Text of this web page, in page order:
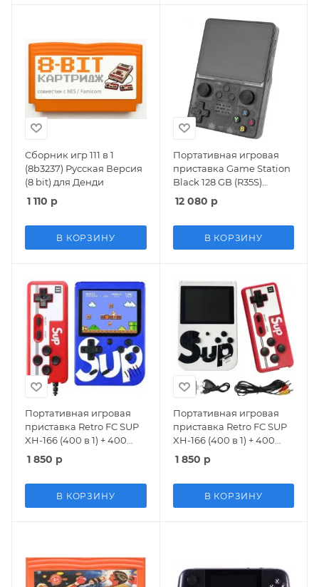
Сборник игр 111 в 1
(8b3237) Русская Версия
(8 bit) для Денди
1 110 р
В КОРЗИНУ
Портативная игровая
приставка Game Station
Black 128 GB (R35S)
Черный (Black) 8 bit
12 080 р
В КОРЗИНУ
Портативная игровая
приставка Retro FC SUP
XH-166 (400 в 1) + 400
встроенных игр +
геймпад (Синий) 8 bit
1 850 р
В КОРЗИНУ
Портативная игровая
приставка Retro FC SUP
XH-166 (400 в 1) + 400
встроенных игр +
геймпад (Белая) 8 bit
1 850 р
В КОРЗИНУ